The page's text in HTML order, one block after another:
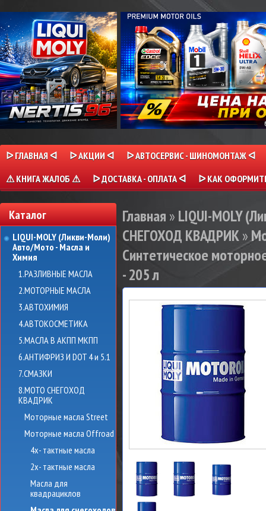
ᐅ ГЛАВНАЯ ᐊ ᐅ АКЦИИ ᐊ
ᐅ АВТОСЕРВИС - ШИНОМОНТАЖ ᐊ
⚠ КНИГА ЖАЛОБ ⚠
ᐅ ДОСТАВКА - ОПЛАТА ᐊ ᐅ КАК
Каталог
LIQUI-MOLY (Ликви-Моли)
Авто/Мото - Масла и
Химия
1.РАЗЛИВНЫЕ МАСЛА
2.МОТОРНЫЕ МАСЛА
3.АВТОХИМИЯ
4.АВТОКОСМЕТИКА
5.МАСЛА В АКПП МКПП
6.АНТИФРИЗ И DOT 4 и 5.1
7.СМАЗКИ
8.МОТО СНЕГОХОД
КВАДРИК
Моторные масла Street
Моторные масла Offroad
4х- тактные масла
2х- тактные масла
Масла для
квадрациклов
Главная » LIQUI-MOLY
СНЕГОХОД КВАДРИК»
Синтетическое
- 205 л